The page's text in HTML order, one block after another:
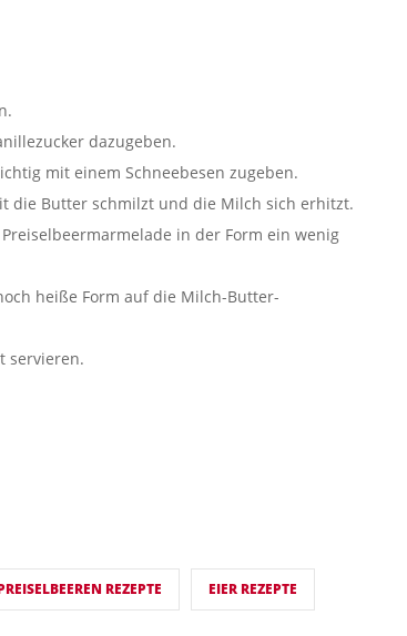
dazugeben.
mit einem Schneebesen zugeben.
die Butter schmilzt und die Milch sich erhitzt.
in der Form ein wenig
heiße Form auf die Milch-Butter-
servieren.
REZEPTE EIER REZEPTE